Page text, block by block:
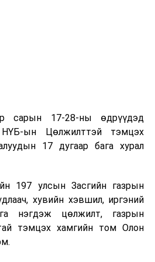
сарын 17-28-ны өдрүүдэд
НҮБ-ын Цөлжилттэй тэмцэх
17 дугаар бага хурал
197 улсын Засгийн газрын
хувийн хэвшил, иргэний
нэгдэж цөлжилт, газрын
тэмцэх хамгийн том Олон